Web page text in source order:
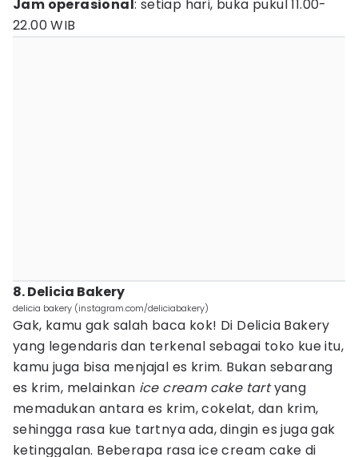
Jam operasional: setiap hari, buka pukul 11.00-
22.00 WIB
8. Delicia Bakery
delicia bakery (instagram.com/deliciabakery)
Gak, kamu gak salah baca kok! Di Delicia Bakery
yang legendaris dan terkenal sebagai toko kue itu,
kamu juga bisa menjajal es krim. Bukan sebarang
es krim, melainkan ice cream cake tartyang
memadukan antara es krim, cokelat, dan krim,
sehingga rasa kue tartnya ada, dingin es juga gak
ketinggalan. Beberapa rasa ice cream cake di